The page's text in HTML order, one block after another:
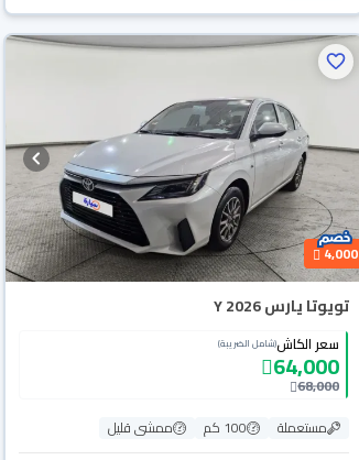
4,000
تويوتا يارس Y 2026
سعر الكاش(شامل الضريبة)
64,000
68,000
مستعملة
100 كم ممشى قليل